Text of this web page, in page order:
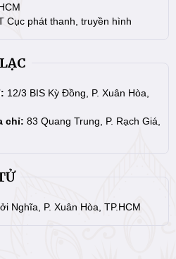
Cục phát thanh, truyền hình
12/3 BIS Kỳ Đồng, P. Xuân Hòa,
chỉ: 83 Quang Trung, P. Rạch Giá,
Nghĩa, P. Xuân Hòa, TP.HCM